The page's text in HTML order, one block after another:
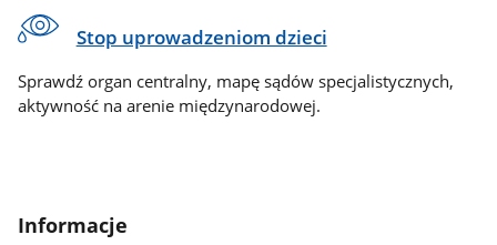
Stop uprowadzeniom dzieci
Sprawdź organ centralny, mapę sądów specjalistycznych,
aktywność na arenie międzynarodowej.
Informacje